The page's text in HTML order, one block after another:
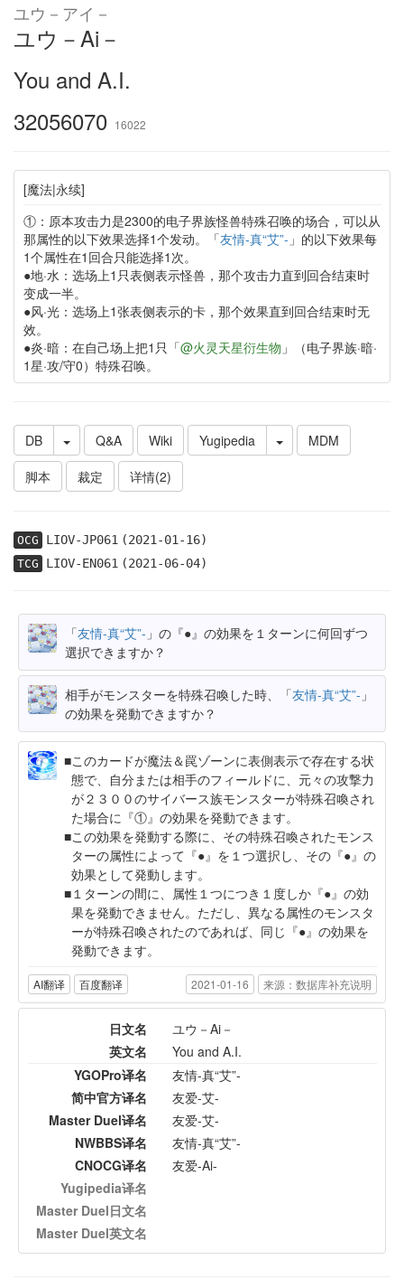
ユウ－アイ－
ユウ－Ai－
You and A.I.
32056070 16022
[魔法|永续]
①：原本攻击力是2300的电子界族怪兽特殊召唤的场合，可以从
那属性的以下效果选择1个发动。「友情-真“艾”- 」的以下效果每
1个属性在1回合只能选择1次。
●地·水：选场上1只表侧表示怪兽，那个攻击力直到回合结束时
变成一半。
●风·光：选场上1张表侧表示的卡，那个效果直到回合结束时无
效。
●炎·暗：在自己场上把1只「@火灵天星衍生物 」（电子界族·暗·
1星·攻/守0）特殊召唤。
DB Q&A Wiki Yugipedia
MDM
脚本
裁定 详情(2)
OCG LIOV-JP061(2021-01-16)
TCG LIOV-EN061(2021-06-04)
「友情-真“艾”- 」の『●』の効果を１ターンに何回ずつ
選択できますか？
相手がモンスターを特殊召喚した時、「友情-真“艾”- 」
の効果を発動できますか？
このカードが魔法＆罠ゾーンに表側表示で存在する状
態で、自分または相手のフィールドに、元々の攻撃力
が２３００のサイバース族モンスターが特殊召喚され
た場合に『①』の効果を発動できます。
この効果を発動する際に、その特殊召喚されたモンス
ターの属性によって『●』を１つ選択し、その『●』の
効果として発動します。
１ターンの間に、属性１つにつき１度しか『●』の効
果を発動できません。ただし、異なる属性のモンスタ
ーが特殊召喚されたのであれば、同じ『●』の効果を
発動できます。
AI翻译 百度翻译 2021-01-16 来源：数据库补充说明
日文名
ユウ－Ai－
英文名
You and A.I.
YGOPro译名
友情-真“艾”-
简中官方译名
友爱-艾-
Master Duel译名
友爱-艾-
NWBBS译名
友情-真“艾”-
CNOCG译名
友爱-Ai-
Yugipedia译名
Master Duel日文名
Master Duel英文名